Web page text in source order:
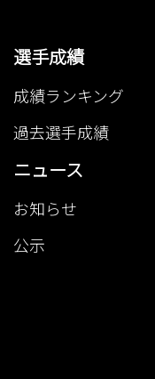
選手成績
成績ランキング
過去選手成績
ニュース
お知らせ
公示